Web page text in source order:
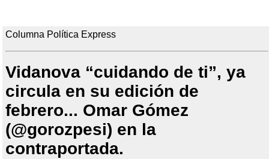
Columna Política Express
Vidanova “cuidando de ti”, ya
circula en su edición de
febrero... Omar Gómez
(@gorozpesi) en la
contraportada.